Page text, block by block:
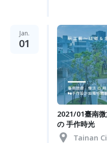
Jan.
01
2021/01臺南
の 手作時光
Tainan